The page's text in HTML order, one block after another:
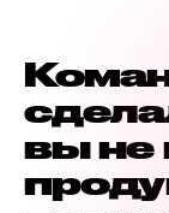
вы не